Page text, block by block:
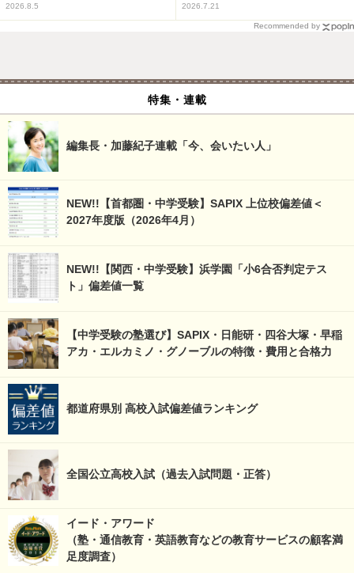
2026.8.5 2026.7.21
Recommended by
特集・連載
編集長・加藤紀子連載「今、会いたい人」
NEW!!【首都圏・中学受験】SAPIX 上位校偏差値＜
2027年度版（2026年4月）
NEW!!【関西・中学受験】浜学園「小6合否判定テス
ト」偏差値一覧
【中学受験の塾選び】SAPIX・日能研・四谷大塚・早稲
アカ・エルカミノ・グノーブルの特徴・費用と合格力
都道府県別 高校入試偏差値ランキング
全国公立高校入試（過去入試問題・正答）
イード・アワード
（塾・通信教育・英語教育などの教育サービスの顧客満
足度調査）